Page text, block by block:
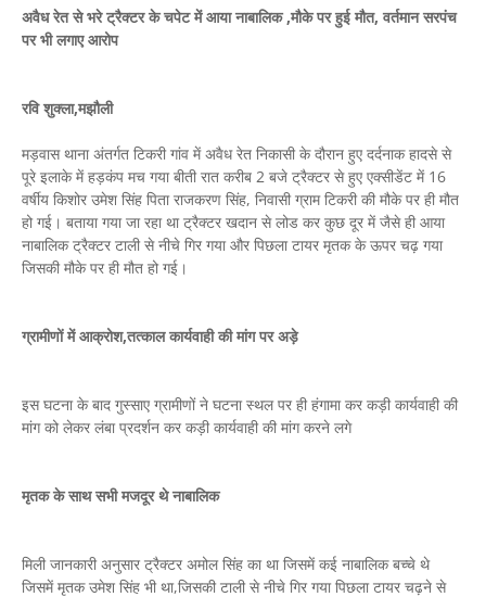
अवैध रेत से भरे ट्रैक्टर के चपेट में आया नाबालिक ,मौके पर हुई मौत, वर्तमान सरपंच
पर भी लगाए आरोप
रवि शुक्ला,मझौली
मड़वास थाना अंतर्गत टिकरी गांव में अवैध रेत निकासी के दौरान हुए दर्दनाक हादसे से
पूरे इलाके में हड़कंप मच गया बीती रात करीब 2 बजे ट्रैक्टर से हुए एक्सीडेंट में 16
वर्षीय किशोर उमेश सिंह पिता राजकरण सिंह, निवासी ग्राम टिकरी की मौके पर ही मौत
हो गई। बताया गया जा रहा था ट्रैक्टर खदान से लोड कर कुछ दूर में जैसे ही आया
नाबालिक ट्रैक्टर टाली से नीचे गिर गया और पिछला टायर मृतक के ऊपर चढ़ गया
जिसकी मौके पर ही मौत हो गई।
ग्रामीणों में आक्रोश,तत्काल कार्यवाही की मांग पर अड़े
इस घटना के बाद गुस्साए ग्रामीणों ने घटना स्थल पर ही हंगामा कर कड़ी कार्यवाही की
मांग को लेकर लंबा प्रदर्शन कर कड़ी कार्यवाही की मांग करने लगे
मृतक के साथ सभी मजदूर थे नाबालिक
मिली जानकारी अनुसार ट्रैक्टर अमोल सिंह का था जिसमें कई नाबालिक बच्चे थे
जिसमें मृतक उमेश सिंह भी था,जिसकी टाली से नीचे गिर गया पिछला टायर चढ़ने से